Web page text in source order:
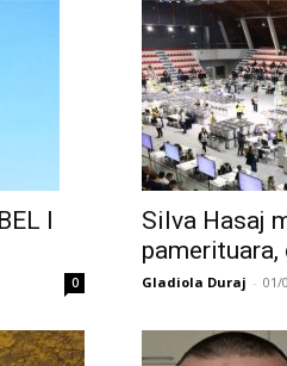
I
0
Silva Hasaj
pamerituara,
Gladiola Duraj - 01/